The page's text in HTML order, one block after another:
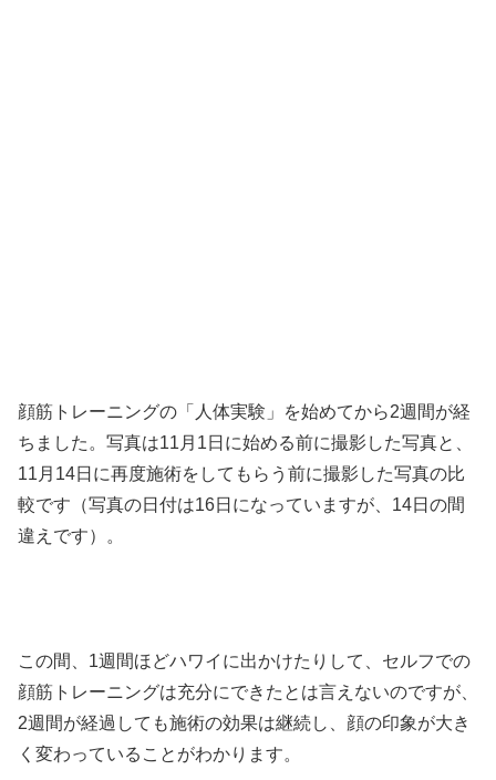
顔筋トレーニングの「人体実験」を始めてから2週間が経
ちました。写真は11月1日に始める前に撮影した写真と、
11月14日に再度施術をしてもらう前に撮影した写真の比
較です（写真の日付は16日になっていますが、14日の間
違えです）。
この間、1週間ほどハワイに出かけたりして、セルフでの
顔筋トレーニングは充分にできたとは言えないのですが、
2週間が経過しても施術の効果は継続し、顔の印象が大き
く変わっていることがわかります。